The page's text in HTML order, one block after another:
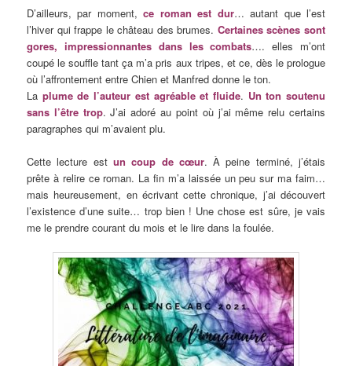
D’ailleurs, par moment,ce roman est dur… autant que l’est
l’hiver qui frappe le château des brumes. Certaines scènes sont
gores, impressionnantes dans les combats…. elles m’ont
coupé le souffle tant ça m’a pris aux tripes, et ce, dès le prologue
où l’affrontement entre Chien et Manfred donne le ton.
La plume de l’auteur est agréable et fluide. Un ton soutenu
sans l’être trop. J’ai adoré au point où j’ai même relu certains
paragraphes qui m’avaient plu.
Cette lecture est un coup de cœur. À peine terminé, j’étais
prête à relire ce roman. La fin m’a laissée un peu sur ma faim…
mais heureusement, en écrivant cette chronique, j’ai découvert
l’existence d’une suite… trop bien ! Une chose est sûre, je vais
me le prendre courant du mois et le lire dans la foulée.